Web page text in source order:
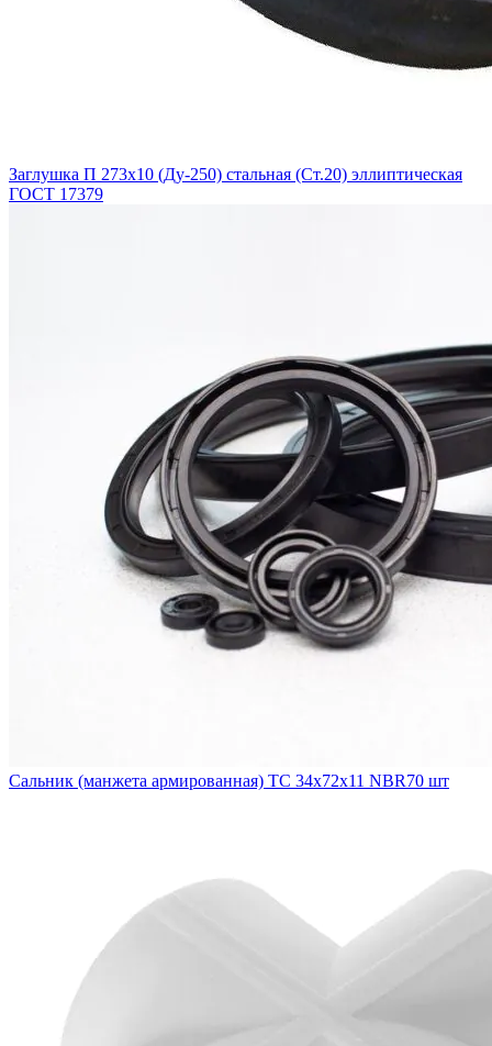
Заглушка П 273х10 (Ду-250) стальная (Ст.20) эллиптическая
ГОСТ 17379
Сальник (манжета армированная) TC 34х72х11 NBR70 шт